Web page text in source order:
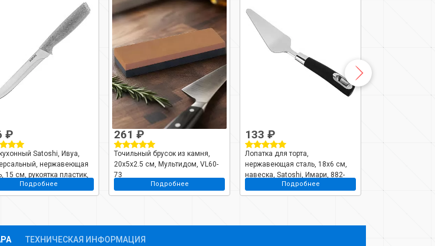
₽
Satoshi, Ивуа,
нержавеющая
15 см, рукоятка пластик,
Подробнее
261 ₽
Точильный брусок из камня,
20х5х2.5 см, Мультидом, VL60-
73
Подробнее
133 ₽
Лопатка для торта,
нержавеющая сталь, 18х6 см,
навеска, Satoshi, Имари, 882-
Подробнее
ТЕХНИЧЕСКАЯ ИНФОРМАЦИЯ